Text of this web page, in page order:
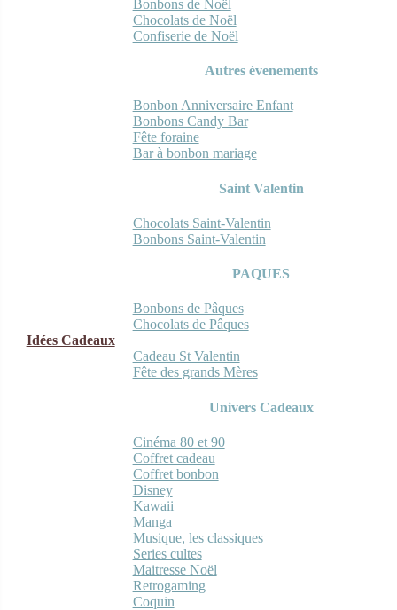
Bonbons de Noël
Chocolats de Noël
Confiserie de Noël
Autres évenements
Bonbon Anniversaire Enfant
Bonbons Candy Bar
Fête foraine
Bar à bonbon mariage
Saint Valentin
Chocolats Saint-Valentin
Bonbons Saint-Valentin
PAQUES
Bonbons de Pâques
Chocolats de Pâques
Idées Cadeaux
Cadeau St Valentin
Fête des grands Mères
Univers Cadeaux
Cinéma 80 et 90
Coffret cadeau
Coffret bonbon
Disney
Kawaii
Manga
Musique, les classiques
Series cultes
Maitresse Noël
Retrogaming
Coquin